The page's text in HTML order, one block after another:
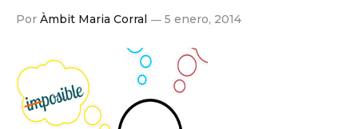
Por Àmbit Maria Corral 5 enero, 2014